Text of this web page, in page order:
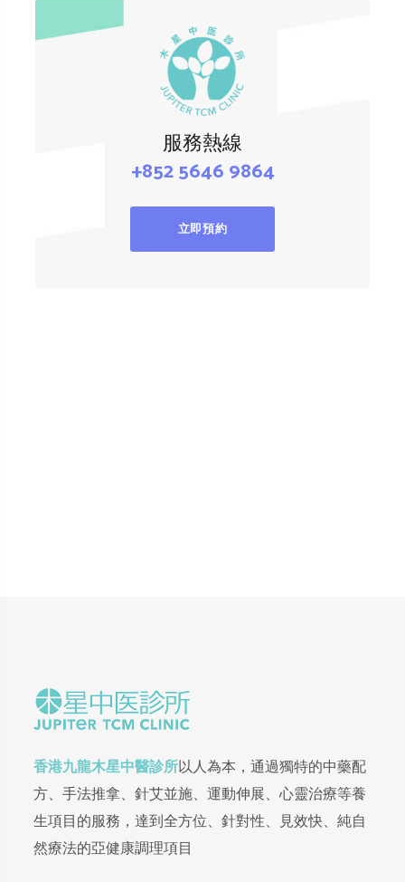
服務熱線
+852 5646 9864
立即預約
香港九龍木星中醫診所以人為本，通過獨特的中藥配
方、手法推拿、針艾並施、運動伸展、心靈治療等養
生項目的服務，達到全方位、針對性、見效快、純自
然療法的亞健康調理項目